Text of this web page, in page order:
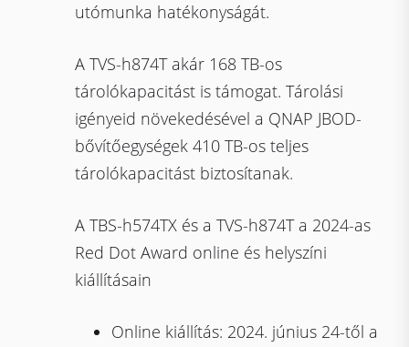
utómunka hatékonyságát.
A TVS-h874T akár 168 TB-os
tárolókapacitást is támogat. Tárolási
igényeid növekedésével a QNAP JBOD-
bővítőegységek 410 TB-os teljes
tárolókapacitást biztosítanak.
A TBS-h574TX és a TVS-h874T a 2024-as
Red Dot Award online és helyszíni
kiállításain
Online kiállítás: 2024. június 24-től a